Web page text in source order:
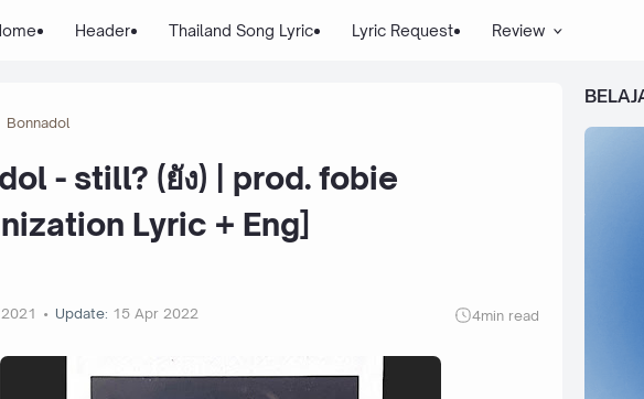
Header Thailand Song Lyric Lyric Request Review
Bonnadol
- still? (ยัง) | prod. fobie
Lyric + Eng]
Update: 15 Apr 2022 4min read